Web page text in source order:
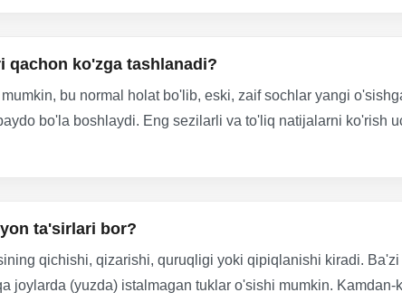
qachon ko'zga tashlanadi?
bu normal holat bo'lib, eski, zaif sochlar yangi
bo'la boshlaydi. Eng sezilarli va to'liq natijalarni ko'rish
ta'sirlari bor?
qichishi, qizarishi, quruqligi yoki qipiqlanishi kiradi.
joylarda (yuzda) istalmagan tuklar o'sishi mumkin.